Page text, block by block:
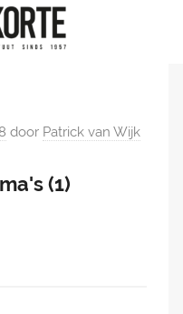
door Patrick van Wijk
(1)